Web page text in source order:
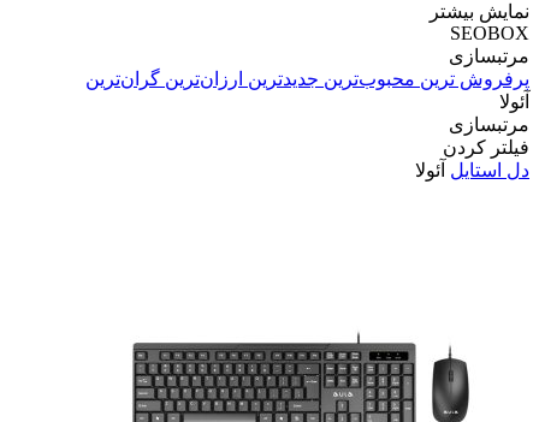
نمایش بیشتر
SEOBOX
مرتبسازی
پرفروش ترین محبوب‌ترین جدیدترین ارزان‌ترین گران‌ترین
آئولا
مرتبسازی
فیلتر کردن
دل استایل آئولا